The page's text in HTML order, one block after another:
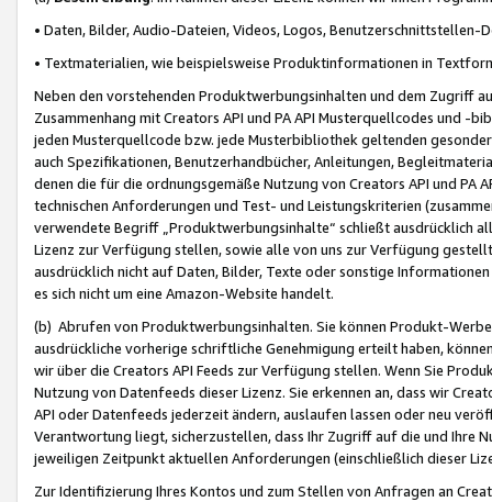
• Daten, Bilder, Audio-Dateien, Videos, Logos, Benutzerschnittstellen-
• Textmaterialien, wie beispielsweise Produktinformationen in
Neben den vorstehenden Produktwerbungsinhalten und dem Zugriff
Zusammenhang mit Creators API und PA API Musterquellcodes und
jeden Musterquellcode bzw. jede Musterbibliothek geltenden
auch Spezifikationen, Benutzerhandbücher, Anleitungen,
denen die für die ordnungsgemäße Nutzung von Creators API und PA
technischen Anforderungen und Test- und Leistungskriterien
verwendete Begriff „Produktwerbungsinhalte“ schließt ausdrücklich
Lizenz zur Verfügung stellen, sowie alle von uns zur Verfügung
ausdrücklich nicht auf Daten, Bilder, Texte oder sonstige
es sich nicht um eine Amazon-Website handelt.
(b) Abrufen von Produktwerbungsinhalten. Sie können Produkt-
ausdrückliche vorherige schriftliche Genehmigung erteilt haben,
wir über die Creators API Feeds zur Verfügung stellen. Wenn Sie
Nutzung von Datenfeeds dieser Lizenz. Sie erkennen an, dass wir
API oder Datenfeeds jederzeit ändern, auslaufen lassen oder neu
Verantwortung liegt, sicherzustellen, dass Ihr Zugriff auf die und Ihre
jeweiligen Zeitpunkt aktuellen Anforderungen (einschließlich dieser
Zur Identifizierung Ihres Kontos und zum Stellen von Anfragen an